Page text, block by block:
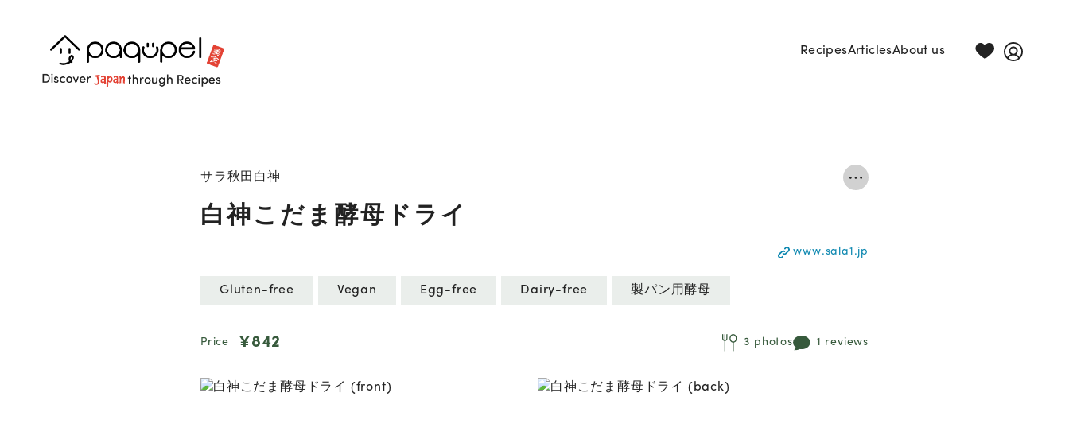
RecipesArticlesAbout us
サラ秋田白神
白神こだま酵母ドライ
www.sala1.jp
Gluten-free Vegan Egg-free Dairy-free 製パン用酵母
Price ¥842 3 photos 1 reviews